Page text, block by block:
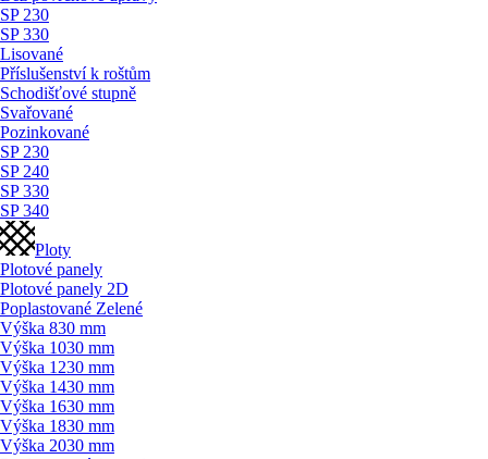
SP 230
SP 330
Lisované
Příslušenství k roštům
Schodišťové stupně
Svařované
Pozinkované
SP 230
SP 240
SP 330
SP 340
Ploty
Plotové panely
Plotové panely 2D
Poplastované Zelené
Výška 830 mm
Výška 1030 mm
Výška 1230 mm
Výška 1430 mm
Výška 1630 mm
Výška 1830 mm
Výška 2030 mm